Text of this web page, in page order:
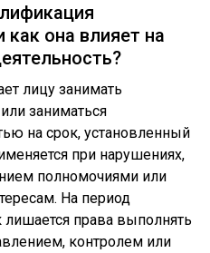
она влияет на
лицу занимать
заниматься
на срок, установленный
при нарушениях,
полномочиями или
На период
права выполнять
контролем или